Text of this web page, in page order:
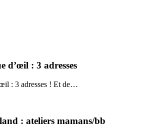
d’œil : 3 adresses
: 3 adresses ! Et de…
: ateliers mamans/bb